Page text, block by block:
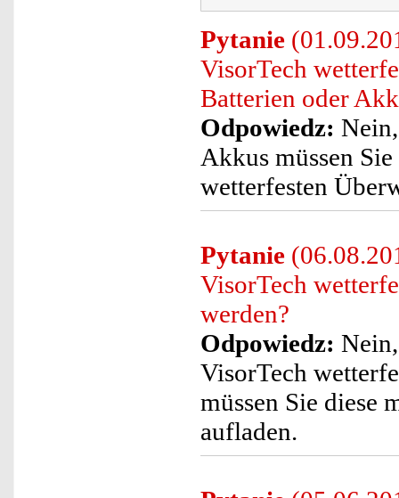
Pytanie
VisorTech
Batterien oder
Odpowiedz:
Akkus müssen
wetterfesten
Pytanie
VisorTech
werden?
Odpowiedz:
VisorTech
müssen Sie diese
aufladen.